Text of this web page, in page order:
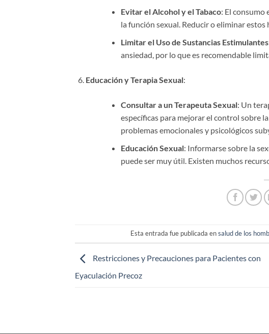
Evitar el Alcohol y el Tabaco: El consumo
la función sexual. Reducir o eliminar
Limitar el Uso de Sustancias Estimulantes
ansiedad, por lo que es recomendable
Educación y Terapia Sexual:
Consultar a un Terapeuta Sexual: Un
específicas para mejorar el control sobre
problemas emocionales y psicológicos
Educación Sexual: Informarse sobre la
puede ser muy útil. Existen muchos
Esta entrada fue publicada ensalud de los
Restricciones y Precauciones para Pacientes con
Eyaculación Precoz